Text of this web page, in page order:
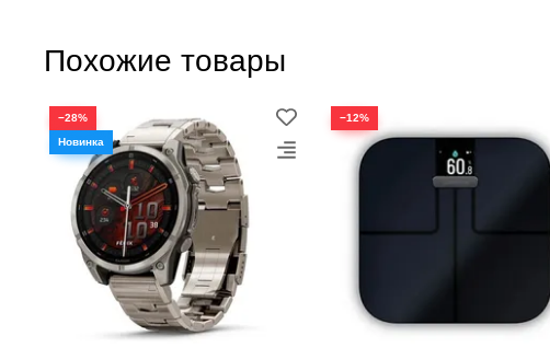
Похожие товары
−28% −12%